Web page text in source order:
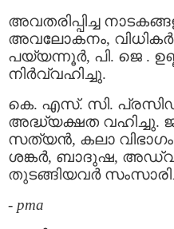
അവതരിപ്പിച്ച
അവലോകനം,
പയ്യന്നൂർ, പി. ജെ .
നിർവ്വഹിച്ചു.
കെ. എസ്. സി.
അദ്ധ്യക്ഷത വഹിച്ചു.
സത്യൻ, കലാ വിഭാഗം
ശങ്കർ, ബാദുഷ,
തുടങ്ങിയവർ
- pma